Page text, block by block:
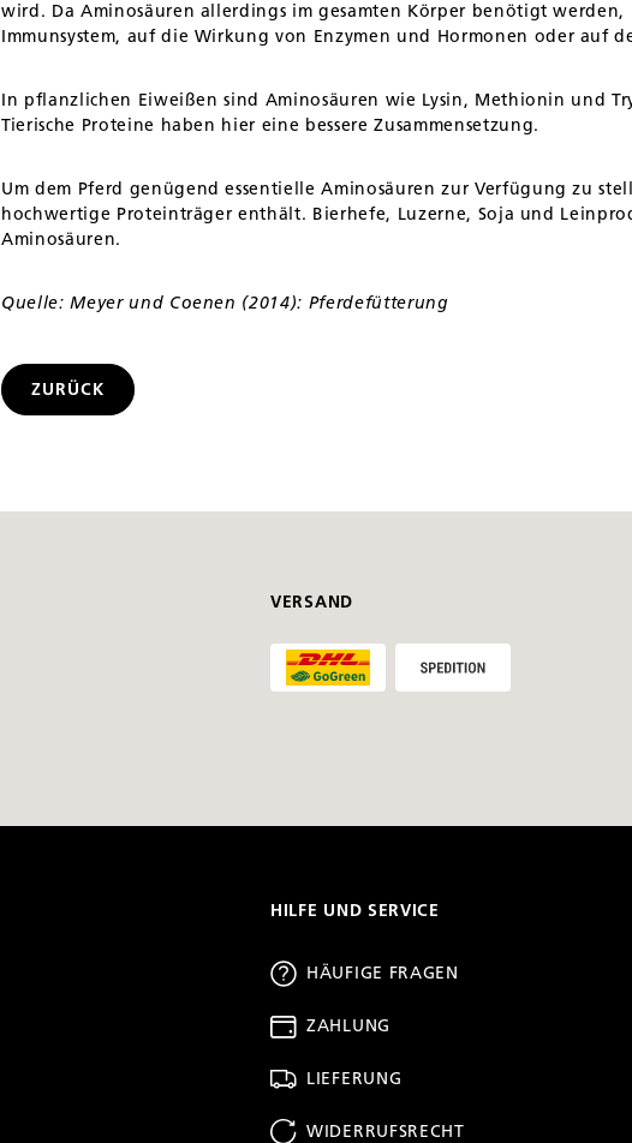
wird. Da Aminosäuren allerdings im gesamten Körper benötigt
Immunsystem, auf die Wirkung von Enzymen und Hormonen oder auf
In pflanzlichen Eiweißen sind Aminosäuren wie Lysin, Methionin und
Tierische Proteine haben hier eine bessere Zusammensetzung.
Um dem Pferd genügend essentielle Aminosäuren zur Verfügung zu
hochwertige Proteinträger enthält. Bierhefe, Luzerne, Soja und
Aminosäuren.
Quelle: Meyer und Coenen (2014): Pferdefütterung
ZURÜCK
VERSAND
HILFE UND SERVICE
HÄUFIGE FRAGEN
ZAHLUNG
LIEFERUNG
WIDERRUFSRECHT